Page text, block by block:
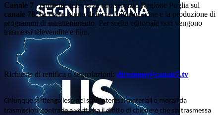
Canale 7 , emittente televisiva con servizio Regione Puglia sul
canale 78, ha come punto di forza l'informazione e la produzione di
programmi di intrattenimento. Per scelta editoriale non vengono
trasmessi televendite e film.
Richieste di rettifica o segnalazioni: direzione@canale7.tv
Chiunque si ritenga leso nei suoi interessi materiali o morali da
trasmissioni contrarie a verità ha il diritto di chiedere che sia trasmessa